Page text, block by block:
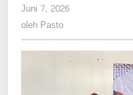
Juni 7, 2026
oleh Pasto